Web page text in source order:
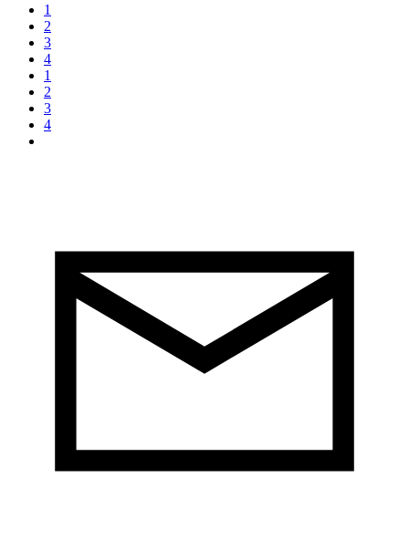
1
2
3
4
1
2
3
4